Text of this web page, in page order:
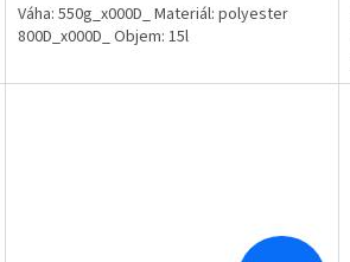
z
5
Váha: 550g_x000D_ Materiál: polyester
800D_x000D_ Objem: 15l